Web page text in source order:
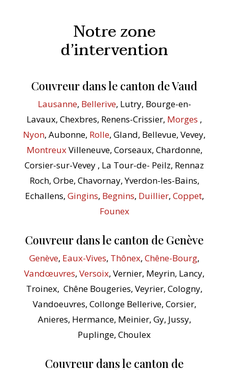
Notre zone
d’intervention
Couvreur dans le canton de Vaud
Lausanne, Bellerive, Lutry, Bourge-en-
Lavaux, Chexbres, Renens-Crissier, Morges ,
Nyon, Aubonne, Rolle, Gland, Bellevue, Vevey,
MontreuxVilleneuve, Corseaux, Chardonne,
Corsier-sur-Vevey , La Tour-de- Peilz, Rennaz
Roch, Orbe, Chavornay, Yverdon-les-Bains,
Echallens, Gingins, Begnins, Duillier, Coppet,
Founex
Couvreur dans le canton de Genève
Genève, Eaux-Vives, Thônex,Chêne-Bourg,
Vandœuvres,Versoix, Vernier, Meyrin, Lancy,
Troinex, Chêne Bougeries, Veyrier, Cologny,
Vandoeuvres, Collonge Bellerive, Corsier,
Anieres, Hermance, Meinier, Gy, Jussy,
Puplinge, Choulex
Couvreur dans le canton de